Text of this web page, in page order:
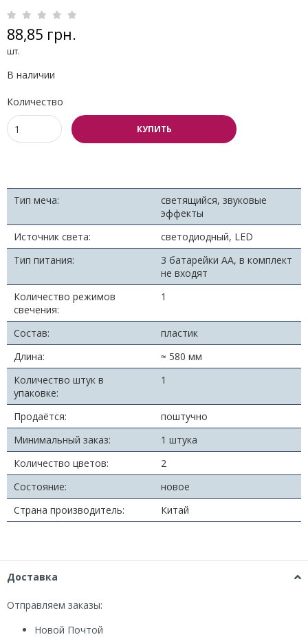
88,85 грн.
шт.
В наличии
Количество
КУПИТЬ
Тип меча:
светящийся, звуковые
эффекты
Источник света:
светодиодный, LED
Тип питания:
3 батарейки АА, в комплект
не входят
Количество режимов
свечения:
1
Состав:
пластик
Длина:
≈ 580 мм
Количество штук в
упаковке:
1
Продаётся:
поштучно
Минимальный заказ:
1 штука
Количество цветов:
2
Состояние:
новое
Страна производитель:
Китай
Доставка
Отправляем заказы:
Новой Почтой